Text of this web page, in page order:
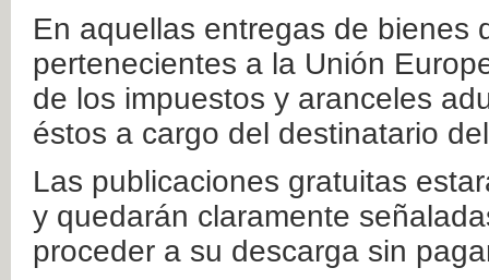
En aquellas entregas de bienes
pertenecientes a la Unión
de los impuestos y aranceles
éstos a cargo del destinatario
Las publicaciones gratuitas
y quedarán claramente
proceder a su descarga sin